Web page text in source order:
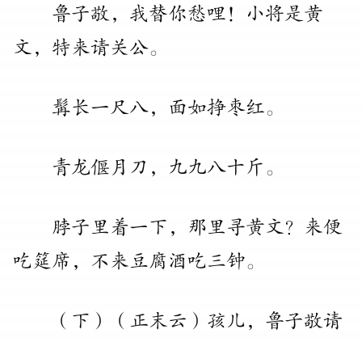
鲁子敬 ， 我替你愁哩！
小将是黄
文 ， 特来请关公。
髯长一尺八， 面如挣枣红。
青龙偃月刀 ， 九九八十斤。
脖子里着一下 ， 那里寻黄文？
来便
吃筵席 ， 不来豆腐酒吃三钟。
（ 下 ） （ 正末云 ） 孩儿， 鲁子敬请